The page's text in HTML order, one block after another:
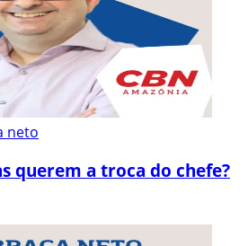
neto
querem a troca do chefe?